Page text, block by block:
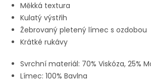
Měkká textura
Kulatý výstřih
Žebrovaný pletený límec s ozdobou
Krátké rukávy
Svrchní materiál: 70% Viskóza, 25%
Límec: 100% Bavlna